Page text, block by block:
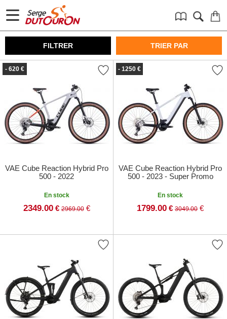
FILTRER TRIER PAR
- 620 €
VAE Cube Reaction Hybrid Pro
500 - 2022
En stock
2349.00 € 2969.00€
- 1250 €
VAE Cube Reaction Hybrid Pro
500 - 2023 - Super Promo
En stock
1799.00 € 3049.00 €